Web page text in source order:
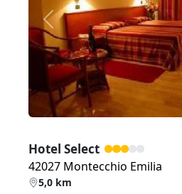
Zurück
Hotel Select
42027 Montecchio Emilia
5,0 km